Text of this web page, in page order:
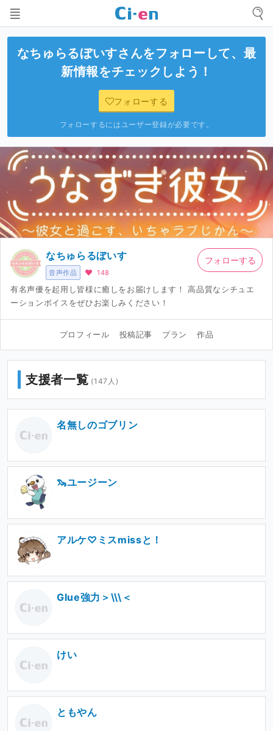
なちゅらるぼいすさんをフォローして、最
新情報をチェックしよう！
フォローする
フォローするにはユーザー登録が必要です。
音声作品
なちゅらるぼいす
148
有名声優を起用し皆様に癒しをお届けします！ 高品質なシチュエ
ーションボイスをぜひお楽しみください！
フォローする
プロフィール 投稿記事 プラン 作品
支援者一覧 (147人)
名無しのゴブリン
🦦ユージーン
アルケ♡ミスmissと！
Glue強力＞\\\＜
けい
ともやん